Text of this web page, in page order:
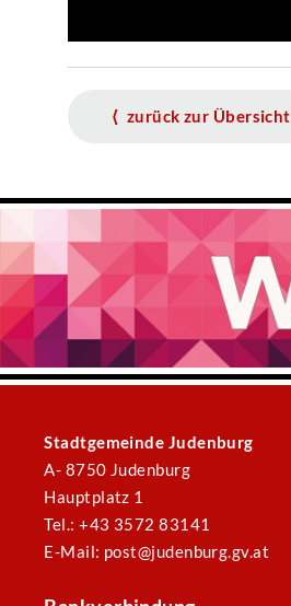
⟨ zurück zur Übersicht
Stadtgemeinde Judenburg
A- 8750 Judenburg
Hauptplatz 1
Tel.: +43 3572 83141
E-Mail: post@judenburg.gv.at